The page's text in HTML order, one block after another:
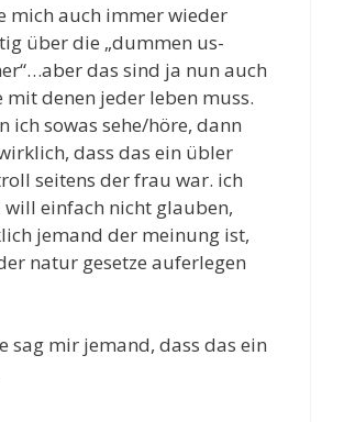
mich auch immer wieder
über die „dummen us-
das sind ja nun auch
denen jeder leben muss.
ich sowas sehe/höre, dann
dass das ein übler
seitens der frau war. ich
will einfach nicht glauben,
jemand der meinung ist,
natur gesetze auferlegen
sag mir jemand, dass das ein